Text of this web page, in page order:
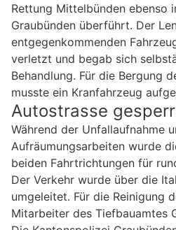
Rettung Mittelbünden ebenso
Graubünden überführt. Der
entgegenkommenden
verletzt und begab sich
Behandlung. Für die Bergung
musste ein Kranfahrzeug
Autostrasse
Während der Unfallaufnahme
Aufräumungsarbeiten wurde
beiden Fahrtrichtungen für
Der Verkehr wurde über die
umgeleitet. Für die Reinigung
Mitarbeiter des Tiefbauamtes